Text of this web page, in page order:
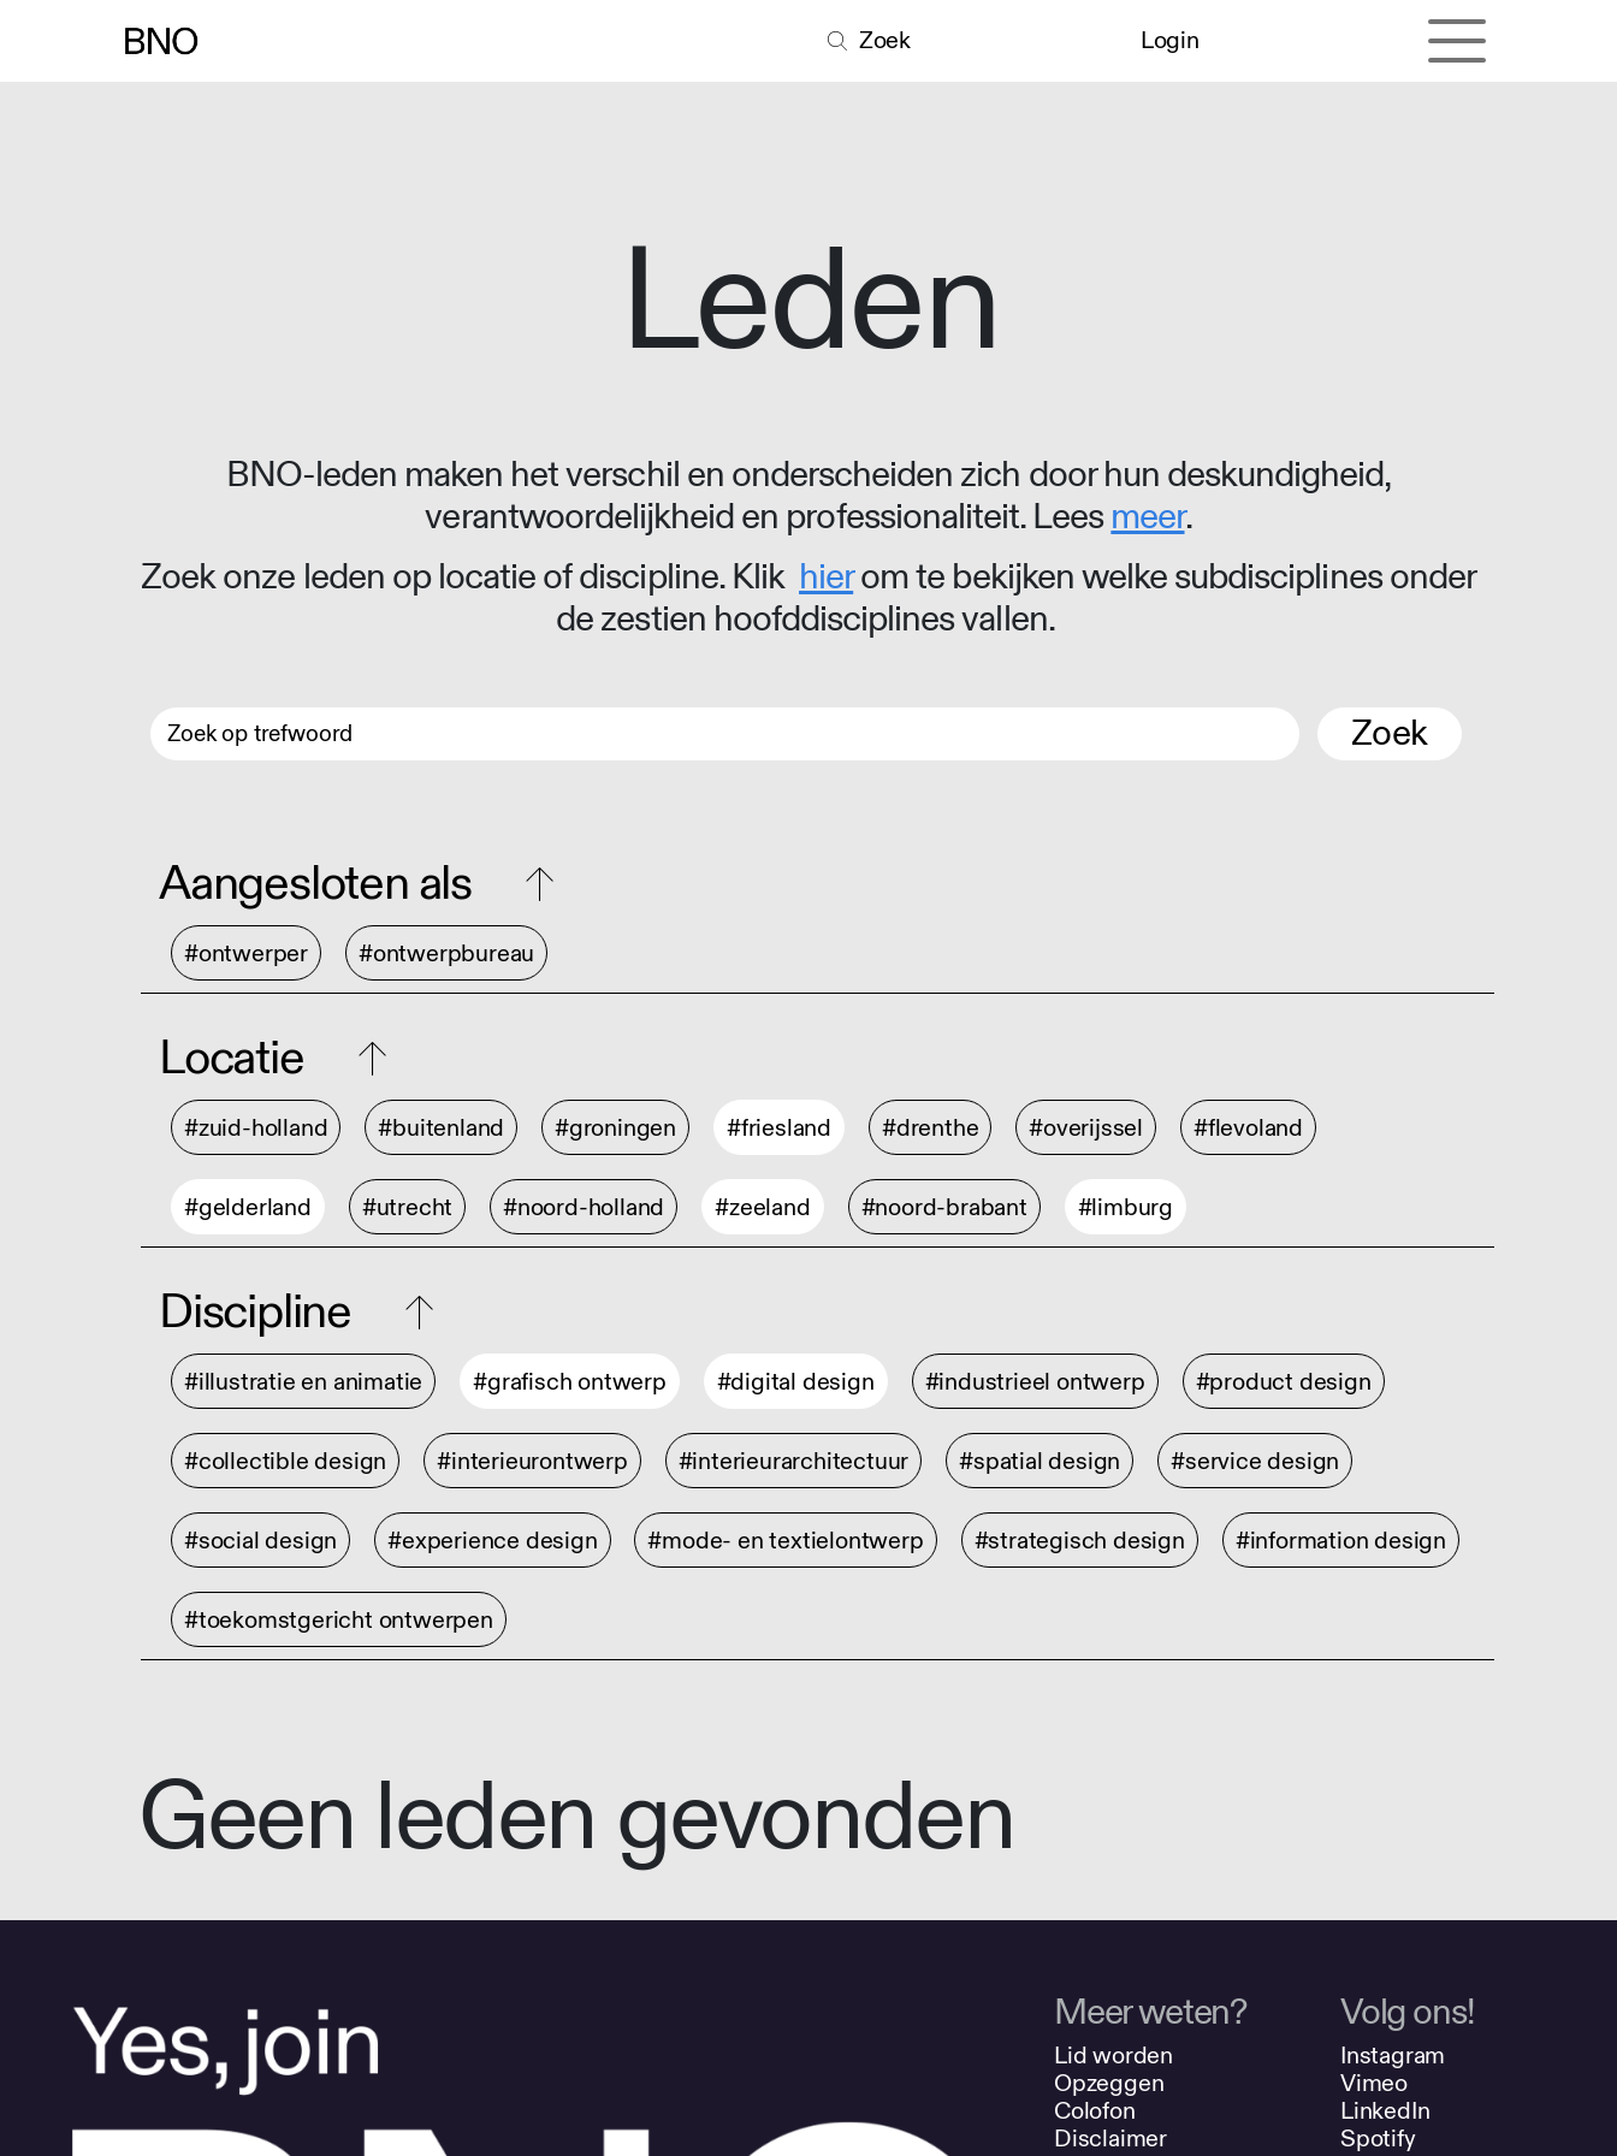
Zoek Login
Leden
BNO-leden maken het verschil en onderscheiden zich door hun deskundigheid,
verantwoordelijkheid en professionaliteit. Leesmeer.
Zoek onze leden op locatie of discipline. Klik hierom te bekijken welke subdisciplines onder
de zestien hoofddisciplines vallen.
Zoek
Aangesloten als
#ontwerper #ontwerpbureau
Locatie
#zuid-holland #buitenland #groningen #friesland #drenthe #overijssel #flevoland
#gelderland #utrecht #noord-holland #zeeland #noord-brabant #limburg
Discipline
#illustratie en animatie #grafisch ontwerp #digital design #industrieel ontwerp #product design
#collectible design #interieurontwerp #interieurarchitectuur #spatial design #service design
#social design #experience design #mode- en textielontwerp #strategisch design #information design
#toekomstgericht ontwerpen
Geen leden gevonden
Meer weten?
Lid worden
Opzeggen
Colofon
Disclaimer
Volg ons!
Instagram
Vimeo
LinkedIn
Spotify